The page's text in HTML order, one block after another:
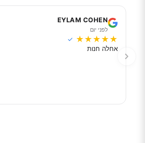
EYLAM COHEN
לפני יום
★
★
★
★
★
✓
אחלה חנות